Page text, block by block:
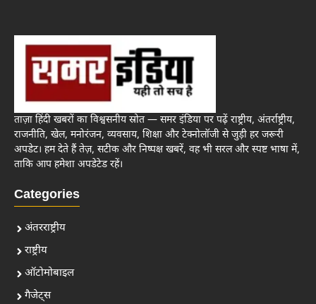
ताज़ा हिंदी खबरों का विश्वसनीय स्रोत — समर इंडिया पर पढ़ें राष्ट्रीय, अंतर्राष्ट्रीय,
राजनीति, खेल, मनोरंजन, व्यवसाय, शिक्षा और टेक्नोलॉजी से जुड़ी हर जरूरी
अपडेट। हम देते हैं तेज़, सटीक और निष्पक्ष खबरें, वह भी सरल और स्पष्ट भाषा में,
ताकि आप हमेशा अपडेटेड रहें।
Categories
अंतरराष्ट्रीय
राष्ट्रीय
ऑटोमोबाइल
गैजेट्स